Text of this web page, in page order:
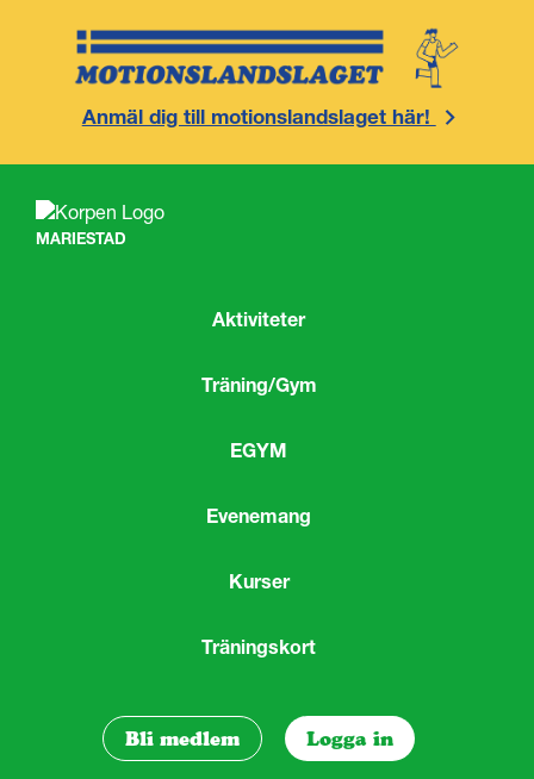
Anmäl dig till motionslandslaget här!
MARIESTAD
Aktiviteter
Träning/Gym
EGYM
Evenemang
Kurser
Träningskort
Bli medlem Logga in